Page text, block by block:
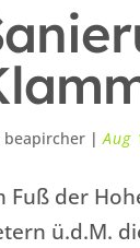
beapircher |Aug
Fuß der
ü.d.M.